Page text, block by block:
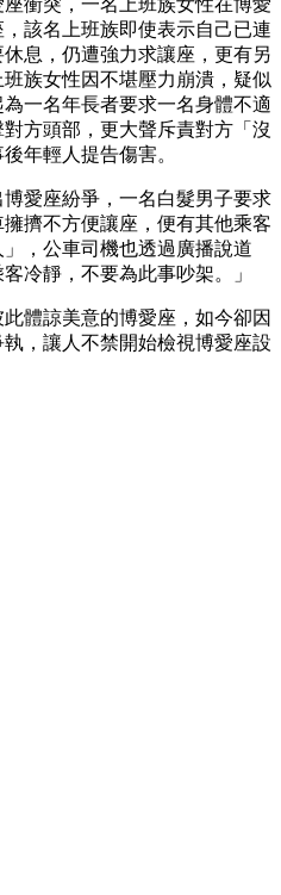
衝突，一名上班族女性在博愛
該名上班族即使表示自己已連
息，仍遭強力求讓座，更有另
族女性因不堪壓力崩潰，疑似
一名年長者要求一名身體不適
方頭部，更大聲斥責對方「沒
年輕人提告傷害。
愛座紛爭，一名白髮男子要求
擠不方便讓座，便有其他乘客
，公車司機也透過廣播說道
冷靜，不要為此事吵架。」
體諒美意的博愛座，如今卻因
，讓人不禁開始檢視博愛座設